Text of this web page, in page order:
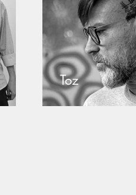
Toz